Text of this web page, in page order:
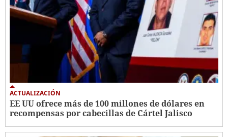
ACTUALIZACIÓN
EE UU ofrece más de 100 millones de dólares en
recompensas por cabecillas de Cártel Jalisco